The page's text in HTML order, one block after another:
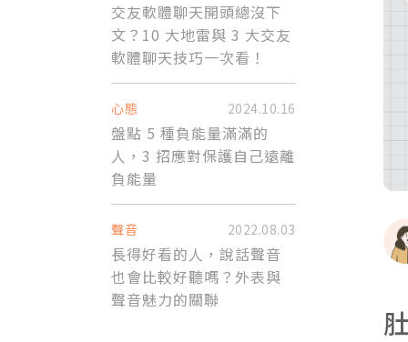
交友軟體聊天開頭總沒下
文？10 大地雷與 3 大交友
軟體聊天技巧一次看！
心態 2024.10.16
盤點 5 種負能量滿滿的
人，3 招應對保護自己遠離
負能量
聲音 2022.08.03
長得好看的人，說話聲音
也會比較好聽嗎？外表與
聲音魅力的關聯